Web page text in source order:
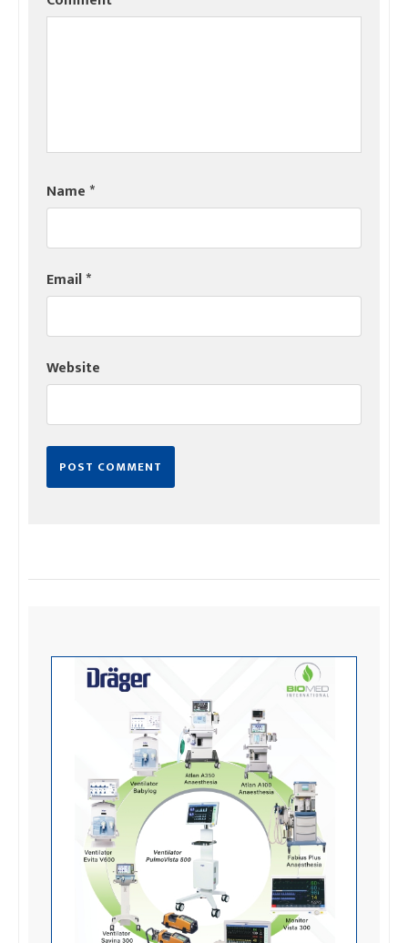
Name*
Email*
Website